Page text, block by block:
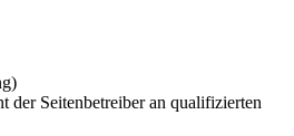
der Seitenbetreiber an qualifizierten